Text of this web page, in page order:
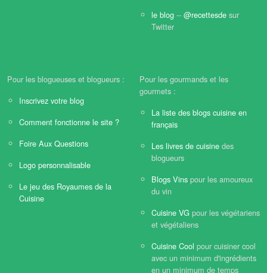
le blog -- @recettesde sur
Twitter
Pour les blogueuses et blogueurs :
Inscrivez votre blog
Comment fonctionne le site ?
Foire Aux Questions
Logo personnalisable
Le jeu des Royaumes de la
Cuisine
Pour les gourmands et les
gourmets :
La liste des blogs cuisine en
français
Les livres de cuisine des
blogueurs
Blogs Vins pour les amoureux
du vin
Cuisine VG pour les végétariens
et végétaliens
Cuisine Cool pour cuisiner cool
avec un minimum d'ingrédients
en un minimum de temps